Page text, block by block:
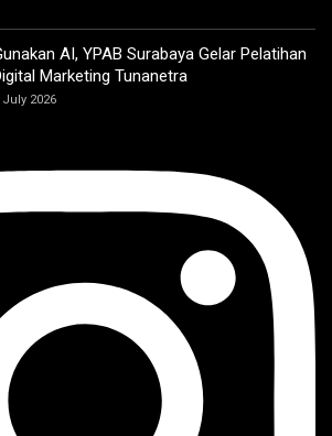
AI, YPAB Surabaya Gelar Pelatihan
Marketing Tunanetra
July 2026